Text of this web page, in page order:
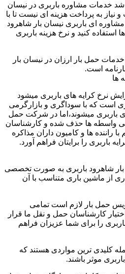
خدمات مشاوره باربری در نیسان
نیاز به پرداخت هزینه ای نیست تا با
ای باربری نیسان بار شاهرود
استفاده کنید و نرخ هزینه باربری
حمل بار ارزان در نیسان بار
است.
ها
نرخ کرایه های باربری میشود
است که با سوداگری و بازارگرمی
باربری میشوند،اما در شرکت حمل
واسطه ها حذف شده و کارشناسان
ها و کامیون داران مذاکره
باربری را برایتان فراهم آورد.
شاهرود باربری به صورت تخصصی
از ماشین باری متناسب با آن
حمل بار لازم است تمامی
کارشناسان حمل و نقل ما قرار
باربری را برای شما عزیزان فراهم
کلیدی ترین مواردی هستند که
موثر باشند.